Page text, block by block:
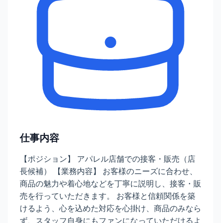
仕事内容
【ポジション】 アパレル店舗での接客・販売（店
長候補） 【業務内容】 お客様のニーズに合わせ、
商品の魅力や着心地などを丁寧に説明し、接客・販
売を行っていただきます。 お客様と信頼関係を築
けるよう、心を込めた対応を心掛け、商品のみなら
ず、スタッフ自身にもファンになっていただけるよ